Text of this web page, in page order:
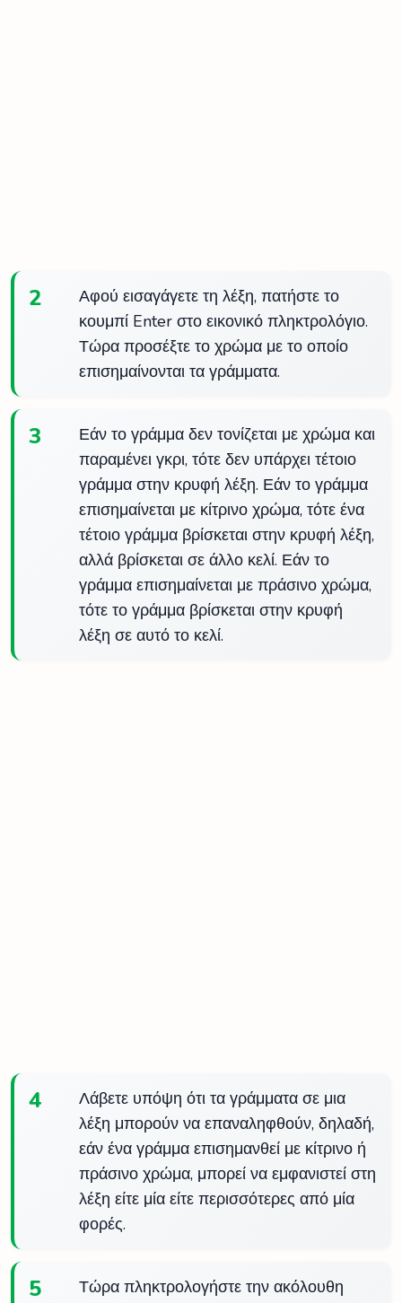
2
Αφού εισαγάγετε τη λέξη, πατήστε το
κουμπί Enter στο εικονικό πληκτρολόγιο.
Τώρα προσέξτε το χρώμα με το οποίο
επισημαίνονται τα γράμματα.
3
Εάν το γράμμα δεν τονίζεται με χρώμα και
παραμένει γκρι, τότε δεν υπάρχει τέτοιο
γράμμα στην κρυφή λέξη. Εάν το γράμμα
επισημαίνεται με κίτρινο χρώμα, τότε ένα
τέτοιο γράμμα βρίσκεται στην κρυφή λέξη,
αλλά βρίσκεται σε άλλο κελί. Εάν το
γράμμα επισημαίνεται με πράσινο χρώμα,
τότε το γράμμα βρίσκεται στην κρυφή
λέξη σε αυτό το κελί.
4
Λάβετε υπόψη ότι τα γράμματα σε μια
λέξη μπορούν να επαναληφθούν, δηλαδή,
εάν ένα γράμμα επισημανθεί με κίτρινο ή
πράσινο χρώμα, μπορεί να εμφανιστεί στη
λέξη είτε μία είτε περισσότερες από μία
φορές.
5
Τώρα πληκτρολογήστε την ακόλουθη